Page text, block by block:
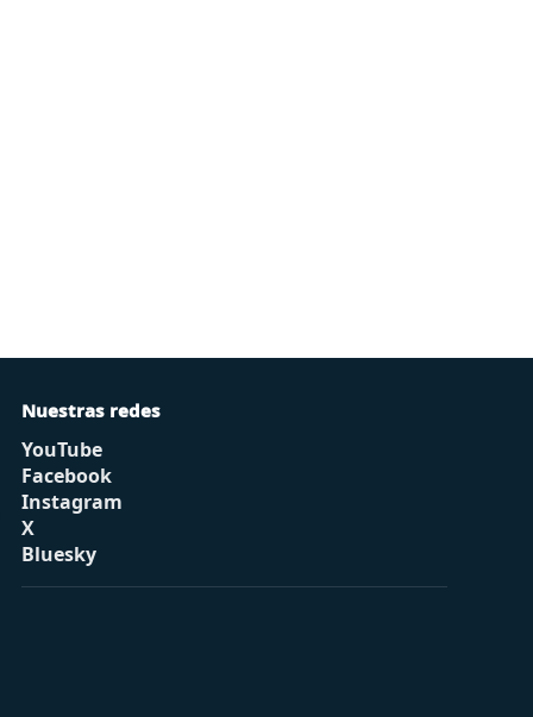
Nuestras redes
YouTube
Facebook
Instagram
X
Bluesky